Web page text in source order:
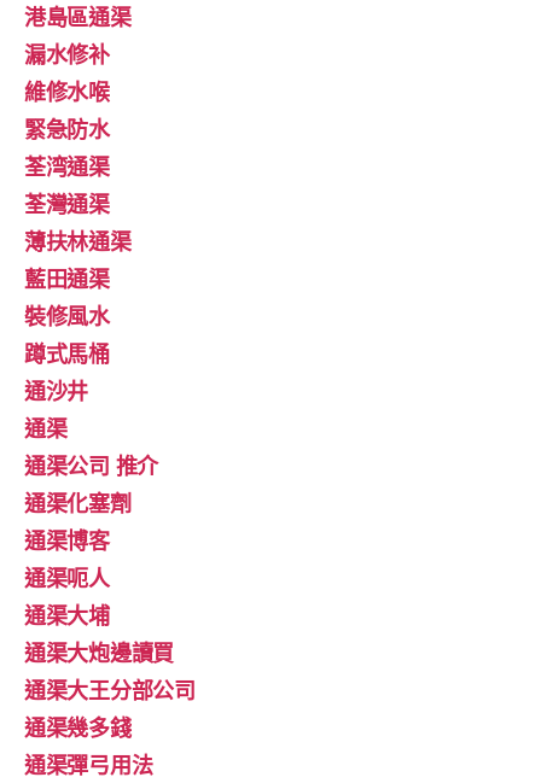
港島區通渠
漏水修补
維修水喉
緊急防水
荃湾通渠
荃灣通渠
薄扶林通渠
藍田通渠
裝修風水
蹲式馬桶
通沙井
通渠
通渠公司 推介
通渠化塞劑
通渠博客
通渠呃人
通渠大埔
通渠大炮邊讀買
通渠大王分部公司
通渠幾多錢
通渠彈弓用法